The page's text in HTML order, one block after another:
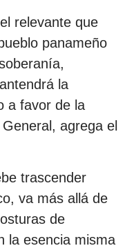
relevante que
panameño
la
a favor de la
agrega el
trascender
va más allá de
de
la esencia misma